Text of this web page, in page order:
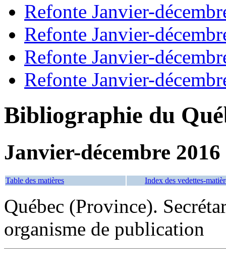
Refonte Janvier-
Refonte Janvier-
Refonte Janvier-
Refonte Janvier-
Bibliographie du
Janvier-décembre 2016
Table des matières Index des vedettes-
Québec (Province).
organisme de publication